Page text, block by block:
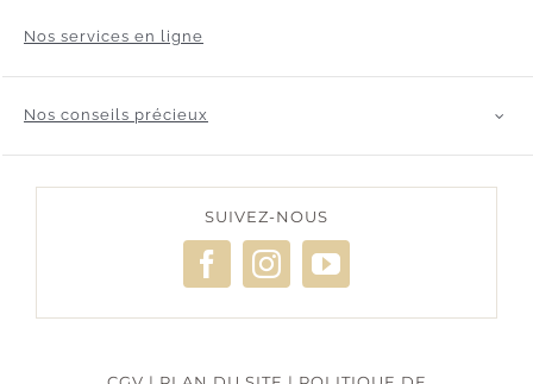
Nos services en ligne
Nos conseils précieux
SUIVEZ-NOUS